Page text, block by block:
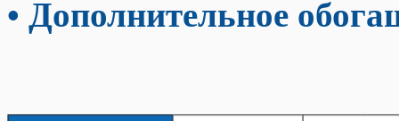
• Дополнительное